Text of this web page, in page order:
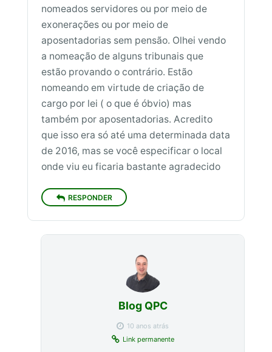
nomeados servidores ou por meio de
exonerações ou por meio de
aposentadorias sem pensão. Olhei vendo
a nomeação de alguns tribunais que
estão provando o contrário. Estão
nomeando em virtude de criação de
cargo por lei ( o que é óbvio) mas
também por aposentadorias. Acredito
que isso era só até uma determinada data
de 2016, mas se você especificar o local
onde viu eu ficaria bastante agradecido
RESPONDER
Blog QPC
10 anos atrás
Link permanente